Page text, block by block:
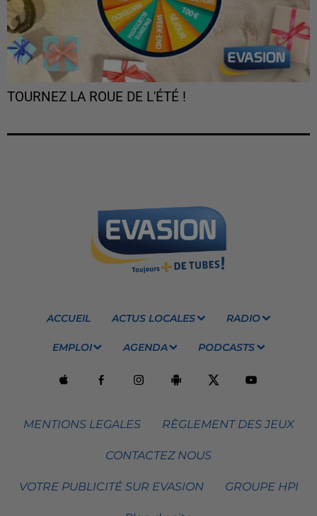
TOURNEZ LA ROUE DE L'ÉTÉ !
ACCUEIL ACTUS LOCALES RADIO
EMPLOI AGENDA PODCASTS
MENTIONS LEGALES RÈGLEMENT DES JEUX
CONTACTEZ NOUS
VOTRE PUBLICITÉ SUR EVASION GROUPE HPI